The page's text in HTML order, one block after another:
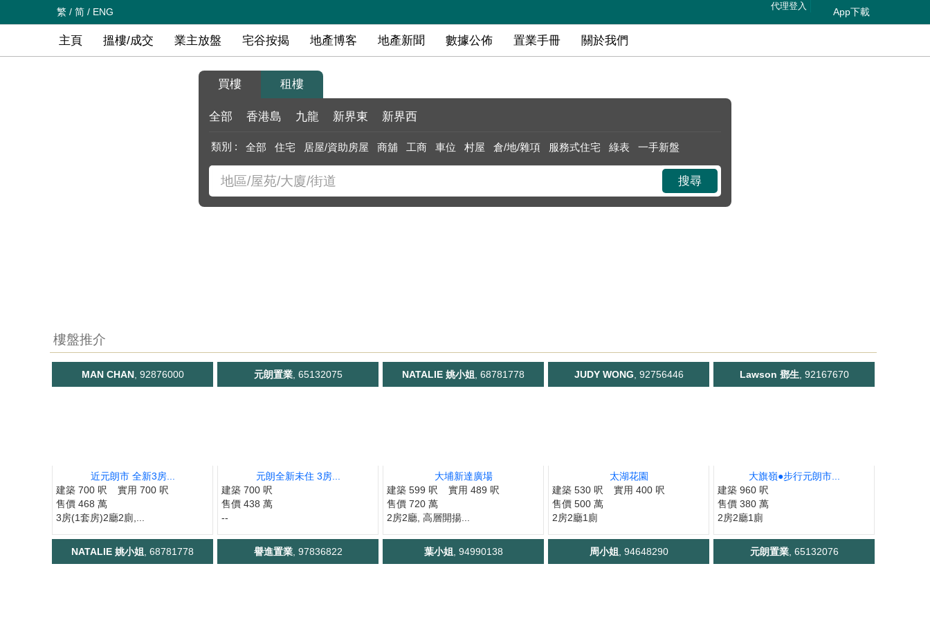
繁 / 简 / ENG App下載
代理登入
主頁 搵樓/成交 業主放盤 宅谷按揭 地產博客 地產新聞 數據公佈 置業手冊 關於我們
買樓 租樓
全部 香港島 九龍 新界東 新界西
類別 : 全部 住宅 居屋/資助房屋 商舖 工商 車位 村屋 倉/地/雜項 服務式住宅 綠表 一手新盤
搜尋
樓盤推介
MAN CHAN, 92876000
近元朗市 全新3房...
建築 700 呎
實用 700 呎
售價 468 萬
3房(1套房)2廳2廁,...
元朗置業, 65132075
元朗全新未住 3房...
建築 700 呎
售價 438 萬
--
NATALIE 姚小姐 , 68781778
大埔新達廣場
建築 599 呎
實用 489 呎
售價 720 萬
2房2廳, 高層開揚...
JUDY WONG , 92756446
太湖花園
建築 530 呎
實用 400 呎
售價 500 萬
2房2廳1廁
Lawson 鄧生 , 92167670
大旗嶺●步行元朗市...
建築 960 呎
售價 380 萬
2房2廳1廁
NATALIE 姚小姐 , 68781778 譽進置業, 97836822 葉小姐 , 94990138 周小姐 , 94648290 元朗置業, 65132076